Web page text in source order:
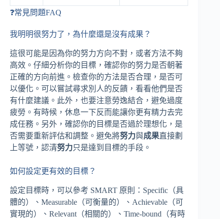
❓常見問題FAQ
我明明很努力了，為什麼還是沒有成果？
這很可能是因為你的努力方向不對，或者方法不夠
高效。仔細分析你的目標，確認你的努力是否朝著
正確的方向前進。檢查你的方法是否合理，是否可
以優化。可以嘗試尋求別人的反饋，看看他們是否
有什麼建議。此外，也要注意勞逸結合，避免過度
疲勞。有時候，休息一下反而能讓你更有精力去完
成任務。另外，確認你的目標是否過於理想化，是
否需要重新評估和調整。避免將努力與成果直接劃
上等號，認清努力只是達到目標的手段。
如何設定更有效的目標？
設定目標時，可以參考 SMART 原則：Specific（具
體的）、Measurable（可衡量的）、Achievable（可
實現的）、Relevant（相關的）、Time-bound（有時